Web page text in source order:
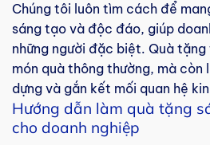
Chúng tôi luôn tìm cách để
sáng tạo và độc đáo, giúp
những người đặc biệt. Quà
món quà thông thường, mà
dựng và gắn kết mối quan hệ
Hướng dẫn làm quà tặng
cho doanh nghiệp